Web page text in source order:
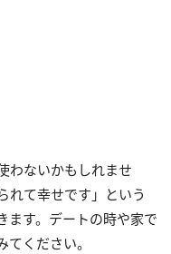
わないかもしれませ
れて幸せです」という
ます。デートの時や家で
ください。